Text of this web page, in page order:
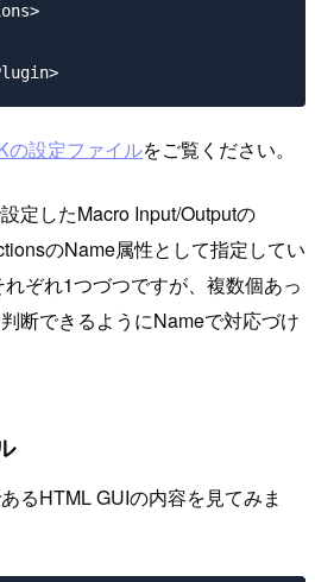
の設定ファイルをご覧ください。
定したMacro Input/Outputの
のName属性として指定してい
ぞれ1つづつですが、複数個あっ
断できるようにNameで対応づけ
るHTML GUIの内容を見てみま